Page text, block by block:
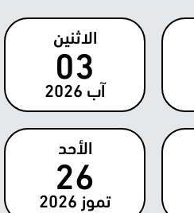
الاثنين
03
آب 2026
الأحد
26
تموز 2026